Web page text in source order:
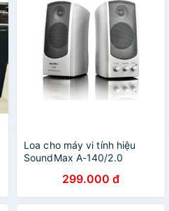
Loa cho máy vi tính hiệu
SoundMax A-140/2.0
299.000 đ